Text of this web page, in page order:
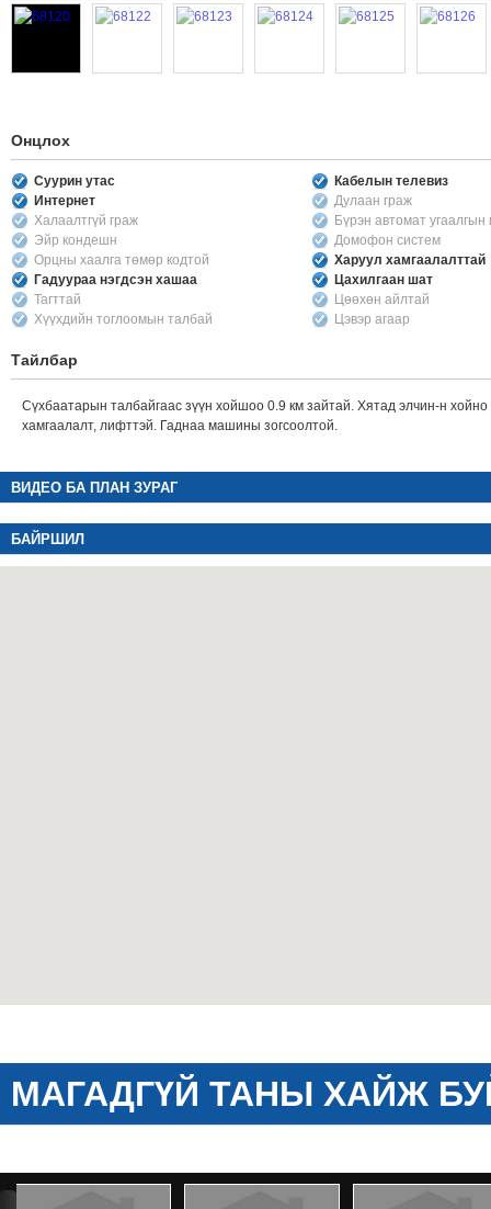
Онцлох
Суурин утас
Кабелын телевиз
Интернет
Дулаан граж
Халаалтгүй граж
Бүрэн автомат
Эйр кондешн
Домофон систем
Орцны хаалга төмөр кодтой
Харуул хамгаалалттай
Гадуураа нэгдсэн хашаа
Цахилгаан шат
Тагттай
Цөөхөн айлтай
Хүүхдийн тоглоомын талбай
Цэвэр агаар
Тайлбар
Сүхбаатарын талбайгаас зүүн хойшоо 0.9 км зайтай. Хятад элчин-н
хамгаалалт, лифттэй. Гаднаа машины зогсоолтой.
ВИДЕО БА ПЛАН ЗУРАГ
БАЙРШИЛ
МАГАДГҮЙ ТАНЫ ХАЙЖ